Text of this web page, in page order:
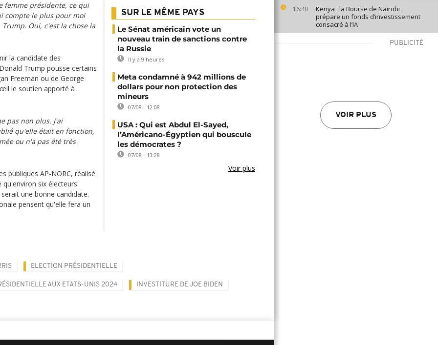
16:40
Kenya : la Bourse de Nairobi
prépare un fonds d’investissement
consacré à l’IA
PUBLICITÉ
VOIR PLUS
femme présidente, ce qui
compte le plus pour moi
Oui, c'est la chose la
la candidate des
Trump pousse certains
Freeman ou de George
le soutien apporté à
pas non plus. J'ai
qu'elle était en fonction,
ou n'a pas été très
publiques AP-NORC, réalisé
six électeurs
une bonne candidate.
pensent qu'elle fera un
SUR LE MÊME PAYS
Le Sénat américain vote un
nouveau train de sanctions contre
la Russie
Il y a 9 heures
Meta condamné à 942 millions de
dollars pour non protection des
mineurs
07/08 - 12:08
USA : Qui est Abdul El-Sayed,
l’Américano-Égyptien qui bouscule
les démocrates ?
07/08 - 13:28
Voir plus
ELECTION PRÉSIDENTIELLE
AUX ETATS-UNIS 2024 INVESTITURE DE JOE BIDEN